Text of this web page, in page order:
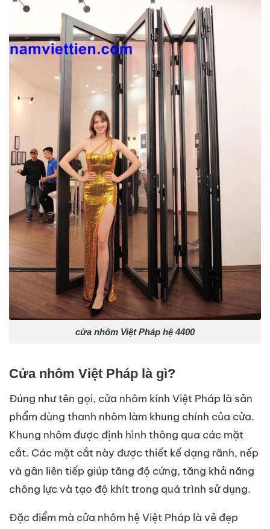
cửa nhôm Việt Pháp hệ 4400
Cửa nhôm Việt Pháp là gì?
Đúng như tên gọi, cửa nhôm kính Việt Pháp là sản
phẩm dùng thanh nhôm làm khung chính của cửa.
Khung nhôm được định hình thông qua các mặt
cắt. Các mặt cắt này được thiết kế dạng rãnh, nếp
và gân liên tiếp giúp tăng độ cứng, tăng khả năng
chông lực và tạo độ khít trong quá trình sử dụng.
Đặc điểm mà cửa nhôm hệ Việt Pháp là vẻ đẹp